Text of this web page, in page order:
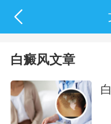
白癜风文章